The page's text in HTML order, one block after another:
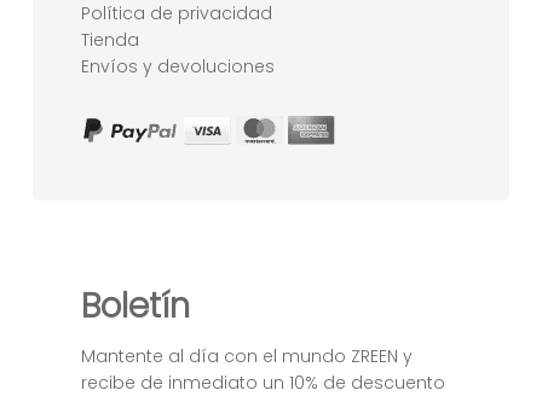
Política de privacidad
Tienda
Envíos y devoluciones
Boletín
Mantente al día con el mundo ZREEN y
recibe de inmediato un 10% de descuento